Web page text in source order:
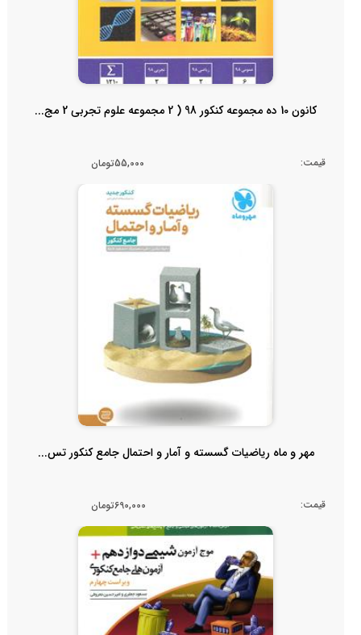
کانون 10 ده مجموعه کنکور 98 ( 2 مجموعه علوم تجربی 2 مج...
قیمت: 55,000تومان
مهر و ماه ریاضیات گسسته و آمار و احتمال جامع کنکور تس...
قیمت: 690,000تومان